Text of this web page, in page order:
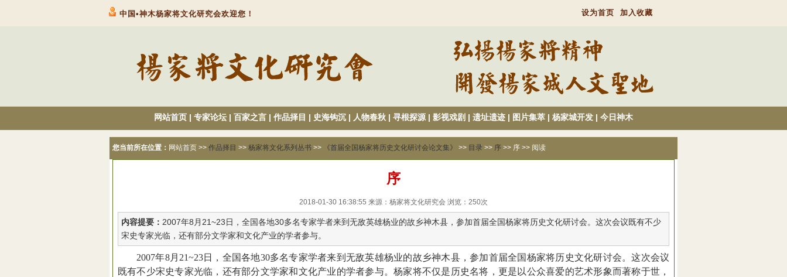
中国•神木杨家将文化研究会欢迎您！ 设为首页 加入收藏
网站首页 | 专家论坛 | 百家之言 | 作品择目 | 史海钩沉 | 人物春秋 | 寻根探源 | 影视戏剧 | 遗址遗迹 | 图片集萃 | 杨家城开发 | 今日神木
您当前所在位置： 网站首页 >> 作品择目 >> 杨家将文化系列丛书 >> 《首届全国杨家将历史文化研讨会论文集》 >> 目录 >> 序 >> 序 >> 阅读
序
2018-01-30 16:38:55 来源：杨家将文化研究会 浏览： 250次
内容提要： 2007年8月21~23日，全国各地30多名专家学者来到无敌英雄杨业的故乡神木县，参加首届全国杨家将历史文化研讨会。这次会议既有不少
宋史专家光临，还有部分文学家和文化产业的学者参与。
2007年8月 21~23日，全国各地30多名专家学者来到无敌英雄杨业的故乡神木县，参加首届全国杨家将历史文化研讨会。这次会议
既有不少宋史专家光临，还有部分文学家和文化产业的学者参与。杨家将不仅是历史名将，更是以公众喜爱的艺术形象而著称于世，